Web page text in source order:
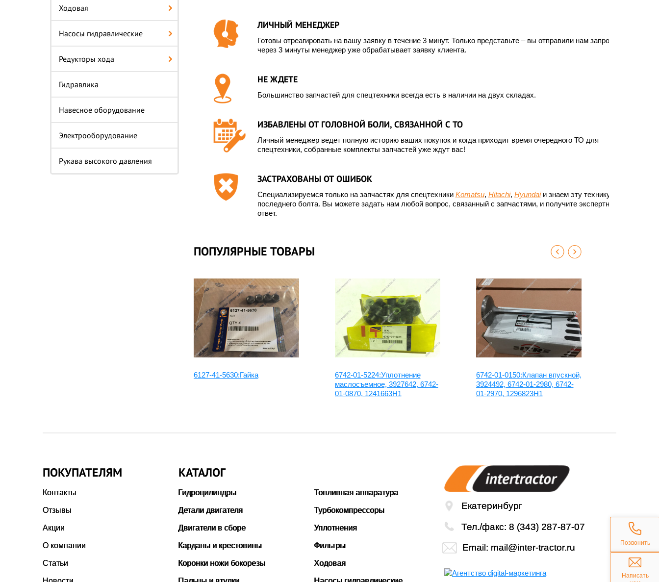
Ходовая
Насосы гидравлические
Редукторы хода
Гидравлика
Навесное оборудование
Электрооборудование
Рукава высокого давления
ЛИЧНЫЙ МЕНЕДЖЕР
Готовы отреагировать на вашу заявку в течение 3 минут. Только представьте – вы отправили нам запрос, а
через 3 минуты менеджер уже обрабатывает заявку клиента.
НЕ ЖДЕТЕ
Большинство запчастей для спецтехники всегда есть в наличии на двух складах.
ИЗБАВЛЕНЫ ОТ ГОЛОВНОЙ БОЛИ, СВЯЗАННОЙ С ТО
Личный менеджер ведет полную историю ваших покупок и когда приходит время очередного ТО для
спецтехники, собранные комплекты запчастей уже ждут вас!
ЗАСТРАХОВАНЫ ОТ ОШИБОК
Специализируемся только на запчастях для спецтехники Komatsu, Hitachi, Hyundaiи знаем эту технику до
последнего болта. Вы можете задать нам любой вопрос, связанный с запчастями, и получите экспертный
ответ.
ПОПУЛЯРНЫЕ ТОВАРЫ
6127-41-5630:Гайка
6742-01-5224:Уплотнение
маслосъемное, 3927642, 6742-
01-0870, 1241663H1
6742-01-0150:Клапан впускной,
3924492, 6742-01-2980, 6742-
01-2970, 1296823H1
ПОКУПАТЕЛЯМ
Контакты
Отзывы
Акции
О компании
Статьи
КАТАЛОГ
Гидроцилиндры
Детали двигателя
Двигатели в сборе
Карданы и крестовины
Коронки ножи бокорезы
Топливная аппаратура
Турбокомпрессоры
Уплотнения
Фильтры
Ходовая
Екатеринбург
Тел./факс: 8 (343) 287-87-07
Email: mail@inter-tractor.ru Позвонить
Написать